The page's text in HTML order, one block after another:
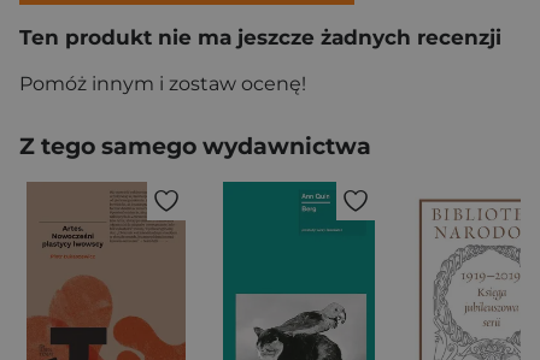
Ten produkt nie ma jeszcze żadnych recenzji
Pomóż innym i zostaw ocenę!
Z tego samego wydawnictwa